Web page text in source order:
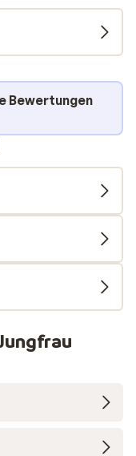
im Restaurant auf
kümmern zu
um so
Auch für das
Sie
Abendessen
Danach
in Ihrem
ein Top-Urlaub!
Bewertungen